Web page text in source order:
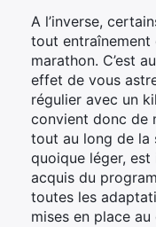
A l’inverse,
tout entraînement
marathon. C’est
effet de vous
régulier avec un
convient donc de
tout au long de la
quoique léger,
acquis du
toutes les
mises en place